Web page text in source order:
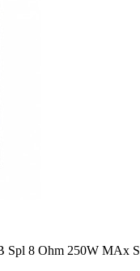
8 Ohm 250W